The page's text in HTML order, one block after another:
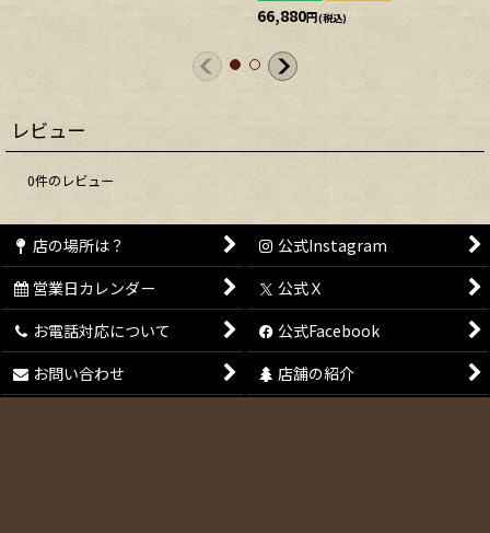
66,880円(税込)
レビュー
0件のレビュー
店の場所は？
公式Instagram
営業日カレンダー
公式Ｘ
お電話対応について
公式Facebook
お問い合わせ
店舗の紹介